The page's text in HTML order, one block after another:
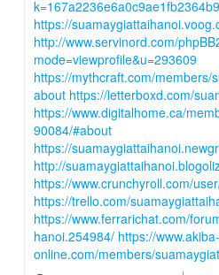
https://
http://www.servinord.com/
mode=viewprofile&u=293609
https://mythcraft.com/members/
about https://letterboxd.com/
https://www.digitalhome.ca/
90084/#about
https://
http://
https://www.crunchyroll.com/
https://trello.com/
https://www.ferrarichat.com/
hanoi.254984/ https://www.akiba-
online.com/members/